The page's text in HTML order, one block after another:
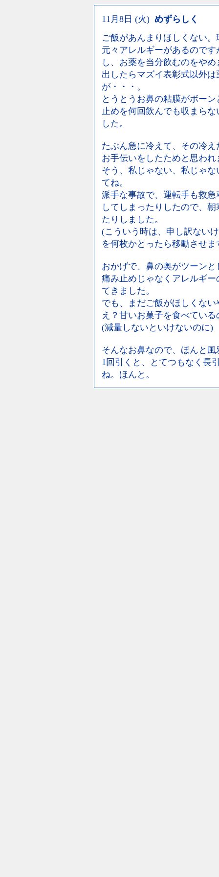
11月8日 (火) めずらしく
ご飯があんまりほしくない。
元々アレルギーがあるので
し、お薬を当分飲むのをや
出したらマズイ表彰式以外
が・・・。
とうとうお鼻の粘膜がボー
止めを何回飲んでも収まら
した。
たぶん急に冷えて、その冷
お手伝いをしたためと思われ
そう、私じゃない、私じゃ
てね。
派手な事故で、運転手も救
してしまったりしたので、
たりしました。
(こういう時は、申し訳ない
を何枚かとったら移動させま
おかげで、鼻の奥がツーン
痛み止めじゃなくアレルギ
てきました。
でも、まだご飯がほしくな
え？甘いお菓子を食べてい
(減量しないといけないのに)
そんなお鼻なので、ほんと
1回引くと、とてつもなく長
ね。ほんと。